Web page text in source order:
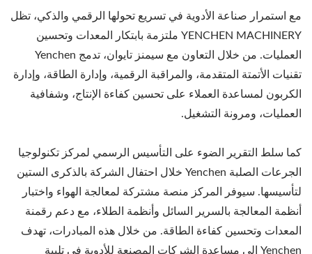
مع استمرار صناعة الأدوية في تسريع تحولها الرقمي والذكي، تظل
YENCHEN MACHINERY ملتزمة بابتكار المعدات وتحسين
العمليات. من خلال التعاون مع سيمنز تايوان، تدمج Yenchen
تقنيات الأتمتة المتقدمة، والمراقبة الرقمية، وإدارة الطاقة، وإدارة
الكربون لمساعدة العملاء على تحسين كفاءة الإنتاج، وشفافية
العمليات، ومرونة التشغيل.
كما سلط التقرير الضوء على التأسيس الرسمي لمركز تكنولوجيا
الجرعات الصلبة Yenchen خلال احتفال الشركة بالذكرى الستين
لتأسيسها. سيوفر المركز منصة مشتركة لمعالجة الهواء واختبار
أنظمة المعالجة بالسرير السائل وأنظمة الطلاء، مع دعم رقمنة
المعدات وتحسين كفاءة الطاقة. من خلال هذه المبادرات، تهدف
Yenchen إلى مساعدة الشركات المصنعة للأدوية في تلبية